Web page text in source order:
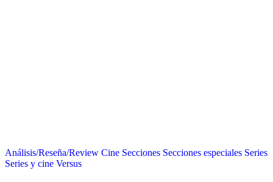
Análisis/Reseña/Review Cine Secciones Secciones especiales Series
Series y cine Versus